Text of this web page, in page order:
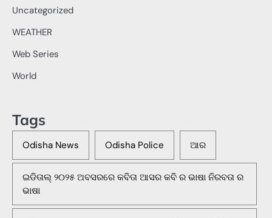
Uncategorized
WEATHER
Web Series
World
Tags
Odisha News Odisha Police ଆର
ଇଡିତାଲ୍ ୨୦୨୫ ଅବସରରେ କବିତା ଆସର କବି ର ଭାଷା ନିରବତା ର
ଭାଷା